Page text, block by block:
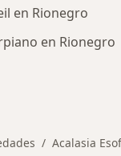
en Rionegro
en Rionegro
Acalasia